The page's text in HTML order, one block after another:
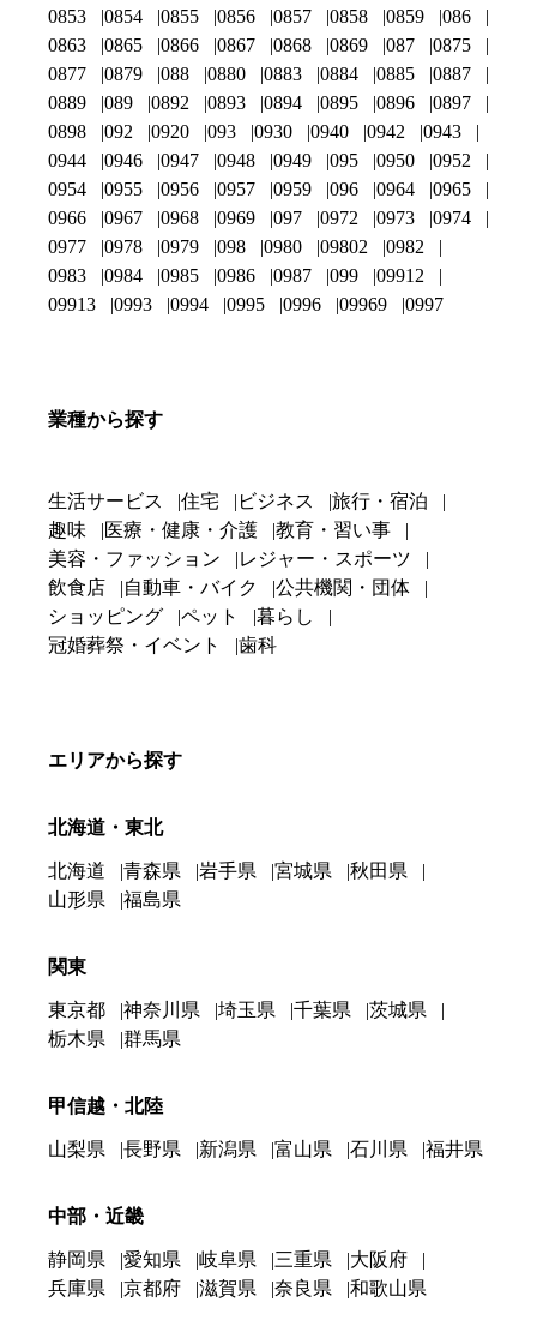
0853
0854 0855 0856 0857 0858 0859
086
0863
0865 0866 0867 0868 0869 087
0875
0877
0879 088 0880 0883 0884 0885
0887
0889
089 0892 0893 0894 0895 0896
0897
0898
092 0920 093 0930 0940 0942
0943
0944
0946 0947 0948 0949 095 0950
0952
0954
0955 0956 0957 0959 096 0964
0965
0966
0967 0968 0969 097 0972 0973
0974
0977
0978 0979 098 0980 09802
0982
0983
0984 0985 0986 0987 099
09912
09913
0993 0994 0995 0996 09969 0997
業種から探す
生活サービス 住宅 ビジネス
旅行・宿泊
趣味
医療・健康・介護
教育・習い事
美容・ファッション
レジャー・スポーツ
飲食店
自動車・バイク
公共機関・団体
ショッピング
ペット
暮らし
冠婚葬祭・イベント
歯科
エリアから探す
北海道・東北
北海道 青森県 岩手県 宮城県
秋田県
山形県
福島県
関東
東京都 神奈川県 埼玉県 千葉県
茨城県
栃木県
群馬県
甲信越・北陸
山梨県 長野県 新潟県 富山県 石川県 福井県
中部・近畿
静岡県 愛知県 岐阜県 三重県
大阪府
兵庫県
京都府 滋賀県 奈良県 和歌山県